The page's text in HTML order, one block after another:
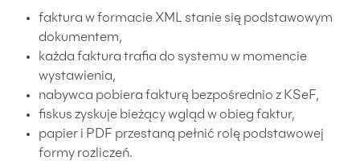
Przygotowywanie umów w obrocie
Rejestracja spółek prawa handlowego
Legalizacja pobytu i pracy cudzoziemców
Księgowość
faktura w formacie XML stanie się podstawowym
dokumentem,
każda faktura trafia do systemu w momencie
wystawienia,
nabywca pobiera fakturę bezpośrednio z KSeF,
fiskus zyskuje bieżący wgląd w obieg faktur,
papier i PDF przestaną pełnić rolę podstawowej
formy rozliczeń.